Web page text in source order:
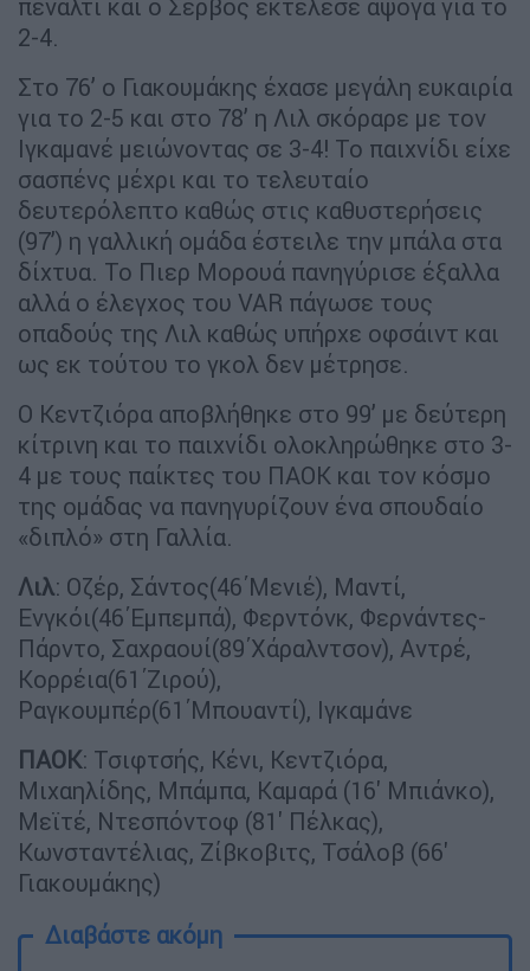
πέναλτι και ο Σέρβος εκτέλεσε άψογα για το
2-4.
Στο 76’ ο Γιακουμάκης έχασε μεγάλη ευκαιρία
για το 2-5 και στο 78’ η Λιλ σκόραρε με τον
Ιγκαμανέ μειώνοντας σε 3-4! Το παιχνίδι είχε
σασπένς μέχρι και το τελευταίο
δευτερόλεπτο καθώς στις καθυστερήσεις
(97’) η γαλλική ομάδα έστειλε την μπάλα στα
δίχτυα. Το Πιερ Μορουά πανηγύρισε έξαλλα
αλλά ο έλεγχος του VAR πάγωσε τους
οπαδούς της Λιλ καθώς υπήρχε οφσάιντ και
ως εκ τούτου το γκολ δεν μέτρησε.
Ο Κεντζιόρα αποβλήθηκε στο 99’ με δεύτερη
κίτρινη και το παιχνίδι ολοκληρώθηκε στο 3-
4 με τους παίκτες του ΠΑΟΚ και τον κόσμο
της ομάδας να πανηγυρίζουν ένα σπουδαίο
«διπλό» στη Γαλλία.
Λιλ: Οζέρ, Σάντος(46΄Μενιέ), Μαντί,
Ενγκόι(46΄Εμπεμπά), Φερντόνκ, Φερνάντες-
Πάρντο, Σαχραουί(89΄Χάραλντσον), Αντρέ,
Κορρέια(61΄Ζιρού),
Ραγκουμπέρ(61΄Μπουαντί), Ιγκαμάνε
ΠΑΟΚ: Τσιφτσής, Κένι, Κεντζιόρα,
Μιχαηλίδης, Μπάμπα, Καμαρά (16' Μπιάνκο),
Μεϊτέ, Ντεσπόντοφ (81' Πέλκας),
Κωνσταντέλιας, Ζίβκοβιτς, Τσάλοβ (66'
Γιακουμάκης)
Διαβάστε ακόμη